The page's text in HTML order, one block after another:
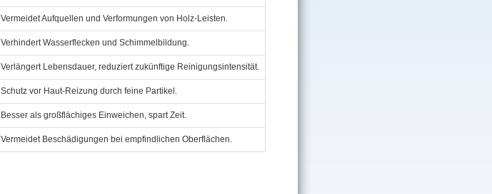
Vermeidet Aufquellen und Verformungen von Holz‑Leisten.
Verhindert Wasserflecken und Schimmelbildung.
Verlängert Lebensdauer, reduziert zukünftige Reinigungsintensität.
Schutz vor Haut‑Reizung durch feine Partikel.
Besser als großflächiges Einweichen, spart Zeit.
Vermeidet Beschädigungen bei empfindlichen Oberflächen.